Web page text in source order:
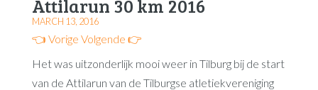
Attilarun 30 km 2016
MARCH 13, 2016
👈 Vorige Volgende 👉
Het was uitzonderlijk mooi weer in Tilburg bij de start
van de Attilarun van de Tilburgse atletiekvereniging